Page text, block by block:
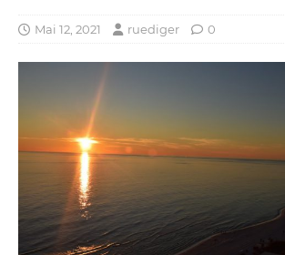
Mai 12, 2021 ruediger 0